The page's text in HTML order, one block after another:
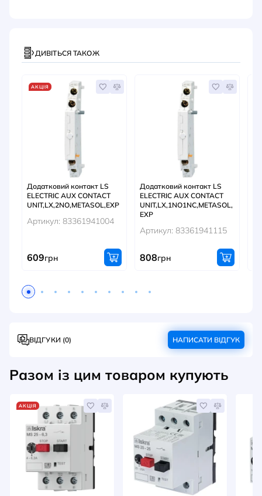
ДИВІТЬСЯ ТАКОЖ
АКЦІЯ
Додатковий контакт LS
ELECTRIC AUX CONTACT
UNIT,LX,2NO,METASOL,EXP
Артикул: 83361941004
609грн
Додатковий контакт LS
ELECTRIC AUX CONTACT
UNIT,LX,1NO1NC,METASOL,
EXP
Артикул: 83361941115
808грн
ВІДГУКИ (0) НАПИСАТИ ВІДГУК
Разом із цим товаром купують
АКЦІЯ